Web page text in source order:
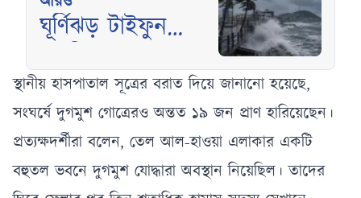
ঘূর্ণিঝড় টাইফুন
ব্যাপক সতর্কতা জারি
স্থানীয় হাসপাতাল সূত্রের বরাত দিয়ে জানানো হয়েছে,
সংঘর্ষে দুগমুশ গোত্রেরও অন্তত ১৯ জন প্রাণ হারিয়েছেন।
প্রত্যক্ষদর্শীরা বলেন, তেল আল-হাওয়া এলাকার একটি
বহুতল ভবনে দুগমুশ যোদ্ধারা অবস্থান নিয়েছিল। তাদের